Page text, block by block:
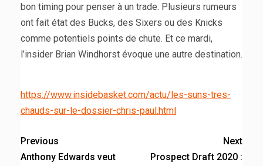
bon timing pour penser à un trade. Plusieurs rumeurs
ont fait état des Bucks, des Sixers ou des Knicks
comme potentiels points de chute. Et ce mardi,
l’insider Brian Windhorst évoque une autre destination.
https://www.insidebasket.com/actu/les-suns-tres-
chauds-sur-le-dossier-chris-paul.html
Previous
Anthony Edwards veut
Next
Prospect Draft 2020 :